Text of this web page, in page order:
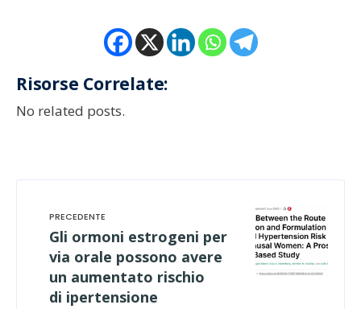
Risorse Correlate:
No related posts.
Gli ormoni estrogeni per
via orale possono avere
un aumentato rischio
di ipertensione